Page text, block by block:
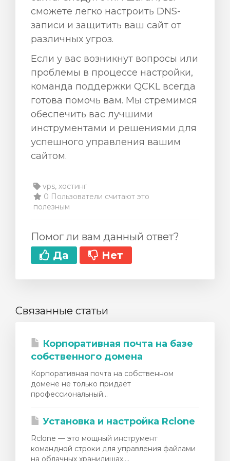
сможете легко настроить DNS-
записи и защитить ваш сайт от
различных угроз.
Если у вас возникнут вопросы или
проблемы в процессе настройки,
команда поддержки QCKL всегда
готова помочь вам. Мы стремимся
обеспечить вас лучшими
инструментами и решениями для
успешного управления вашим
сайтом.
vps, хостинг
0 Пользователи считают это
полезным
Помог ли вам данный ответ?
Да
Нет
Связанные статьи
Корпоративная почта на базе
собственного домена
Корпоративная почта на собственном
домене не только придаёт
профессиональный...
Установка и настройка Rclone
Rclone — это мощный инструмент
командной строки для управления файлами
на облачных хранилищах....